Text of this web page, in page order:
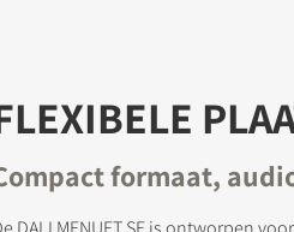
formaat,